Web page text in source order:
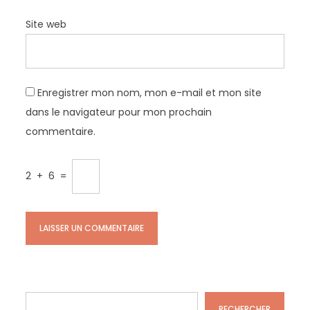
Site web
Enregistrer mon nom, mon e-mail et mon site
dans le navigateur pour mon prochain
commentaire.
2 + 6 =